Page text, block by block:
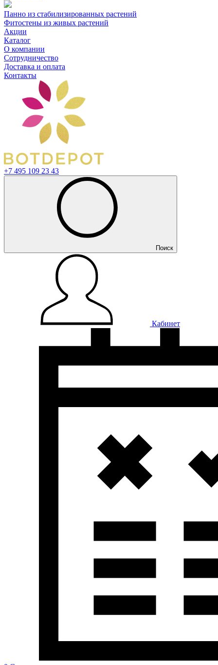
Панно из стабилизированных растений
Фитостены из живых растений
Акции
Каталог
О компании
Сотрудничество
Доставка и оплата
Контакты
+7 495 109 23 43
Поиск
Кабинет